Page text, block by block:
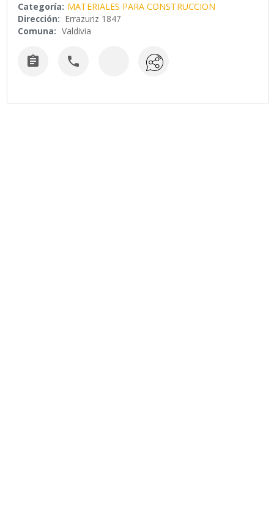
Categoría: MATERIALES PARA CONSTRUCCION
Dirección: Errazuriz 1847
Comuna: Valdivia
 